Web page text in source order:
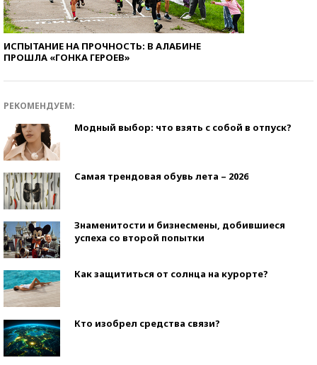
ИСПЫТАНИЕ НА ПРОЧНОСТЬ: В АЛАБИНЕ
ПРОШЛА «ГОНКА ГЕРОЕВ»
РЕКОМЕНДУЕМ:
Модный выбор: что взять с собой в отпуск?
Самая трендовая обувь лета – 2026
Знаменитости и бизнесмены, добившиеся
успеха со второй попытки
Как защититься от солнца на курорте?
Кто изобрел средства связи?